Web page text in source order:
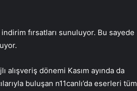
fırsatları sunuluyor. Bu sayede
alışveriş dönemi Kasım ayında da
buluşan n11canlı’da eserleri tüm